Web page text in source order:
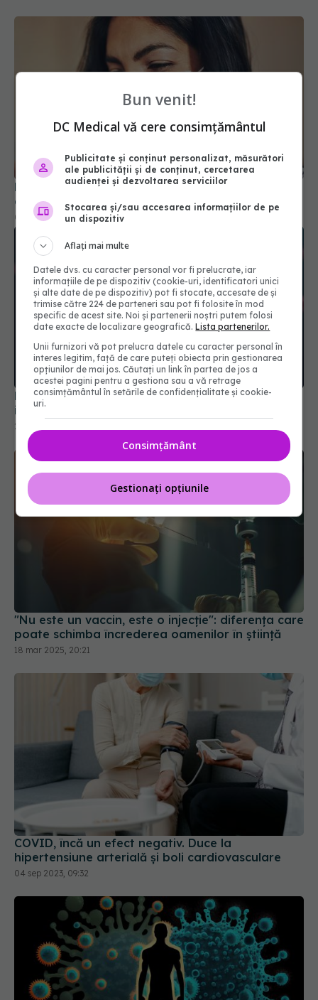
De ce persistă pierderea gustului după COVID
chiar și după mult timp?
05 mar 2026, 10:47
NB.1.8.1, noua variantă COVID care stimulează
infecțiile. Care sunt simptomele
28 mai 2025, 17:14
"Nu este un vaccin, este o injecție": diferența care
poate schimba încrederea oamenilor în știință
18 mar 2025, 20:21
COVID, încă un efect negativ. Duce la
hipertensiune arterială și boli cardiovasculare
04 sep 2023, 09:32
Bun venit!
DC Medical vă cere consimțământul
Publicitate și conținut personalizat, măsurători
ale publicității și de conținut, cercetarea
audienței și dezvoltarea serviciilor
Stocarea și/sau accesarea informațiilor de pe
un dispozitiv
Aflați mai multe
Datele dvs. cu caracter personal vor fi prelucrate, iar
informațiile de pe dispozitiv (cookie-uri, identificatori unici
și alte date de pe dispozitiv) pot fi stocate, accesate de și
trimise către 224 de parteneri sau pot fi folosite în mod
specific de acest site. Noi și partenerii noștri putem folosi
date exacte de localizare geografică.Lista partenerilor.
Unii furnizori vă pot prelucra datele cu caracter personal în
interes legitim, față de care puteți obiecta prin gestionarea
opțiunilor de mai jos. Căutați un link în partea de jos a
acestei pagini pentru a gestiona sau a vă retrage
consimțământul în setările de confidențialitate și cookie-
uri.
Consimțământ
Gestionați opțiunile